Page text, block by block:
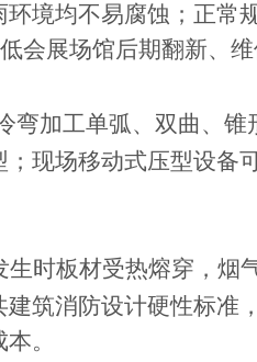
境均不易腐蚀；正常
会展场馆后期翻新、维
弯加工单弧、双曲、
现场移动式压型设备
时板材受热熔穿，烟
筑消防设计硬性标准
。